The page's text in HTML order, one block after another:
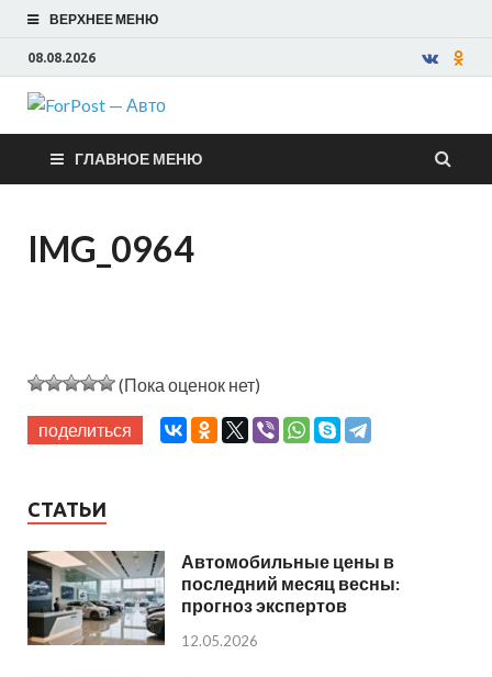
ВЕРХНЕЕ МЕНЮ
08.08.2026
ForPost —
Авто
ГЛАВНОЕ МЕНЮ
IMG_0964
(Пока оценок нет)
поделиться
СТАТЬИ
Автомобильные цены в
последний месяц весны:
прогноз экспертов
12.05.2026